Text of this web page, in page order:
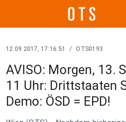
12.09.2017, 17:16:51 / OTS0193
AVISO: Morgen, 13.
11 Uhr: Drittstaaten
Demo: ÖSD = EPD!